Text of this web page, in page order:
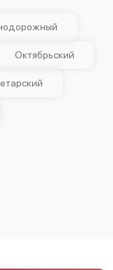
Октябрьский